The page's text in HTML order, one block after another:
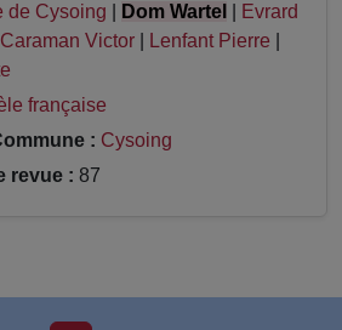
de Cysoing Dom Wartel
Evrard
Victor Lenfant Pierre
française
: Cysoing
revue : 87